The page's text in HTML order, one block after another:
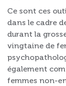
Ce sont ces
dans le cadre
durant la
vingtaine de
également
femmes non-